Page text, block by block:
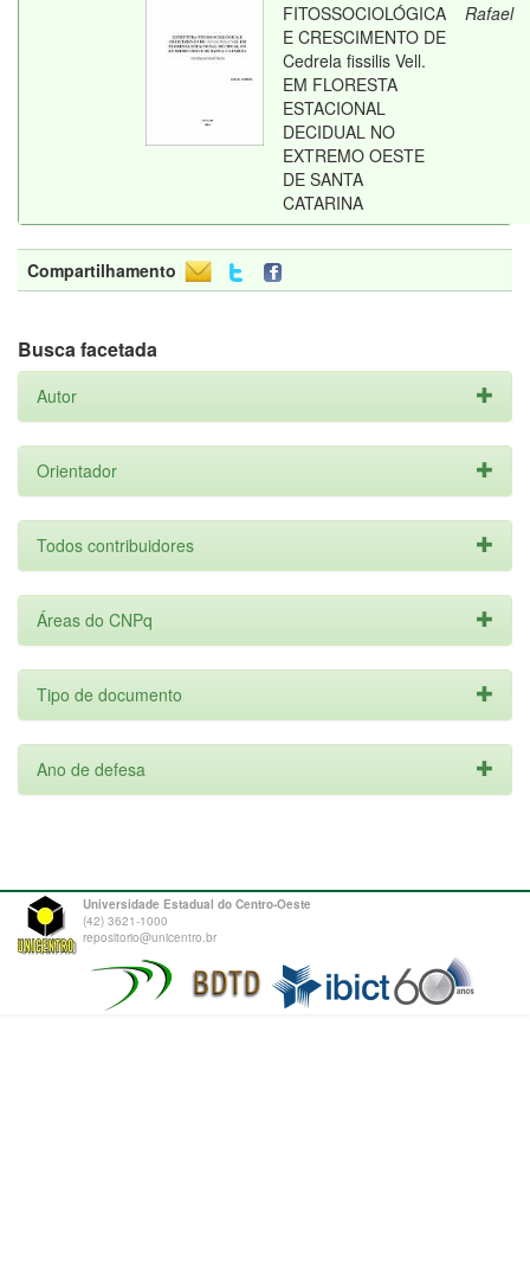
FITOSSOCIOLÓGICA
E CRESCIMENTO DE
Cedrela fissilis Vell.
EM FLORESTA
ESTACIONAL
DECIDUAL NO
EXTREMO OESTE
DE SANTA
CATARINA
Rafael
Compartilhamento
Busca facetada
Autor
Orientador
Todos contribuidores
Áreas do CNPq
Tipo de documento
Ano de defesa
Universidade Estadual do Centro-Oeste
(42) 3621-1000
repositorio@unicentro.br